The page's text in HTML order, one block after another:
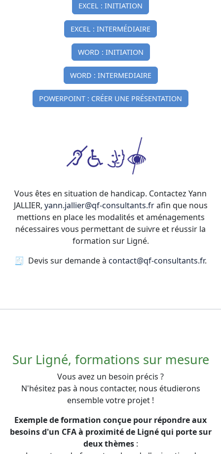
EXCEL : INITIATION
EXCEL : INTERMÉDIAIRE
WORD : INITIATION
WORD : INTERMEDIAIRE
POWERPOINT : CRÉER UNE PRÉSENTATION
Vous êtes en situation de handicap. Contactez Yann
JALLIER, yann.jallier@qf-consultants.frafin que nous
mettions en place les modalités et aménagements
nécessaires vous permettant de suivre et réussir la
formation sur Ligné.
🧾 Devis sur demande à contact@qf-consultants.fr.
Sur Ligné, formations sur mesure
Vous avez un besoin précis ?
N'hésitez pas à nous contacter, nous étudierons
ensemble votre projet !
Exemple de formation conçue pour répondre aux
besoins d'un CFA à proximité de Ligné qui porte sur
deux thèmes: